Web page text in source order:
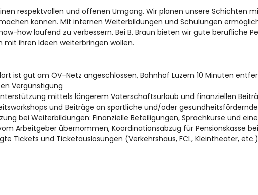
respektvollen und offenen Umgang. Wir planen unsere Schichten
können. Mit internen Weiterbildungen und Schulungen
how laufend zu verbessern. Bei B. Braun bieten wir gute berufliche
mit ihren Ideen weiterbringen wollen.
ist gut am ÖV-Netz angeschlossen, Bahnhof Luzern 10 Minuten
Vergünstigung
mittels längerem Vaterschaftsurlaub und finanziellen
und Beiträge an sportliche und/oder
bei Weiterbildungen: Finanzielle Beteiligungen, Sprachkurse und
Arbeitgeber übernommen, Koordinationsabzug für Pensionskasse
Tickets und Ticketauslosungen (Verkehrshaus, FCL, Kleintheater, etc.)